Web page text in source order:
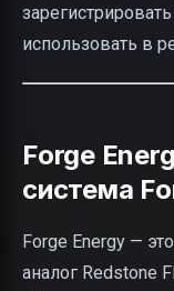
использовать в
Forge
система
Forge Energy —
аналог Redstone